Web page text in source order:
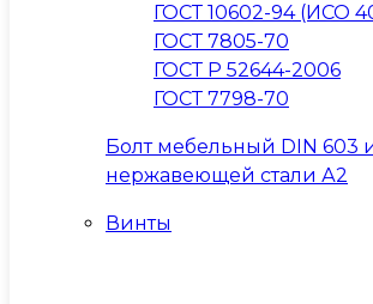
ГОСТ 10602-94 (ИСО
ГОСТ 7805-70
ГОСТ Р 52644-2006
ГОСТ 7798-70
Болт мебельный DIN 603
нержавеющей стали А2
Винты